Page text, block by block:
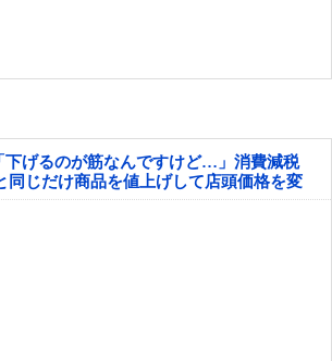
下げるのが筋なんですけど…」消費減税
同じだけ商品を値上げして店頭価格を変